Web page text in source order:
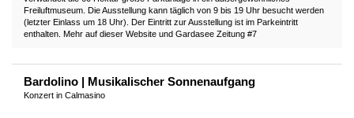
Freiluftmuseum. Die Ausstellung kann täglich von 9 bis 19 Uhr besucht werden
(letzter Einlass um 18 Uhr). Der Eintritt zur Ausstellung ist im Parkeintritt
enthalten. Mehr auf dieser Website und Gardasee Zeitung #7
Bardolino | Musikalischer Sonnenaufgang
Konzert in Calmasino